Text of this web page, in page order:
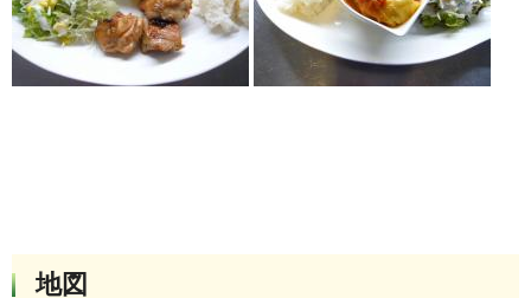
地図